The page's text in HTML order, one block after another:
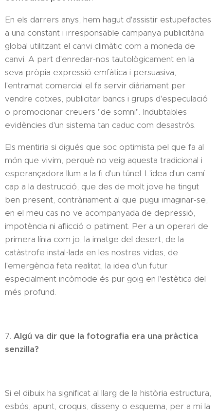
En els darrers anys, hem hagut d'assistir estupefactes
a una constant i irresponsable campanya publicitària
global utilitzant el canvi climàtic com a moneda de
canvi. A part d'enredar-nos tautològicament en la
seva pròpia expressió emfàtica i persuasiva,
l'entramat comercial el fa servir diàriament per
vendre cotxes, publicitar bancs i grups d'especulació
o promocionar creuers "de somni". Indubtables
evidències d'un sistema tan caduc com desastrós.
Els mentiria si digués que soc optimista pel que fa al
món que vivim, perquè no veig aquesta tradicional i
esperançadora llum a la fi d'un túnel. L'idea d'un camí
cap a la destrucció, que des de molt jove he tingut
ben present, contràriament al que pugui imaginar-se,
en el meu cas no ve acompanyada de depressió,
impotència ni aflicció o patiment. Per a un operari de
primera línia com jo, la imatge del desert, de la
catàstrofe instal·lada en les nostres vides, de
l'emergència feta realitat, la idea d'un futur
especialment incòmode és pur goig en l'estètica del
més profund.
7. Algú va dir que la fotografia era una pràctica
senzilla?
Si el dibuix ha significat al llarg de la història estructura,
esbós, apunt, croquis, disseny o esquema, per a mi la